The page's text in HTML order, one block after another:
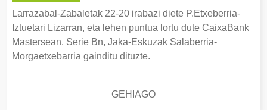
Larrazabal-Zabaletak 22-20 irabazi diete P.Etxeberria-
Iztuetari Lizarran, eta lehen puntua lortu dute CaixaBank
Mastersean. Serie Bn, Jaka-Eskuzak Salaberria-
Morgaetxebarria gainditu dituzte.
GEHIAGO